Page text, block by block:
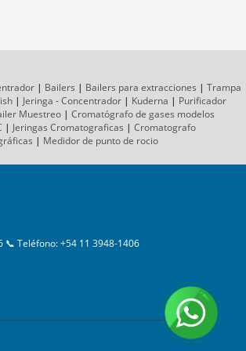
| Bailers | Bailers para extracciones | Trampa
| Jeringa - Concentrador | Kuderna | Purificador
Muestreo | Cromatógrafode gases modelos
| Jeringas Cromatograficas | Cromatografo
| Medidor de punto de rocio
📞 Teléfono: +54 11 3948-1406